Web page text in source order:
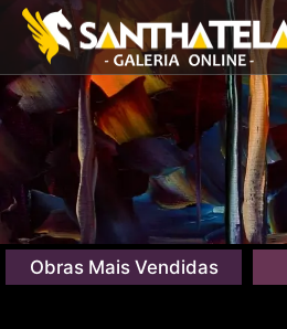
Obras Mais Vendidas